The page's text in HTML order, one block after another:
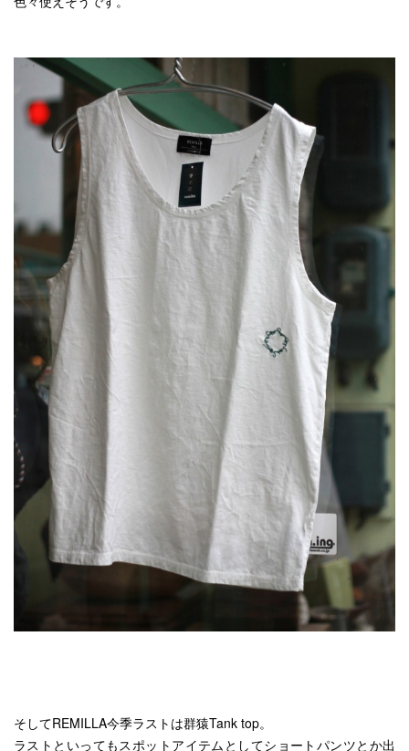
そしてREMILLA今季ラストは群猿Tank top。
ラストといってもスポットアイテムとしてショートパンツとか出